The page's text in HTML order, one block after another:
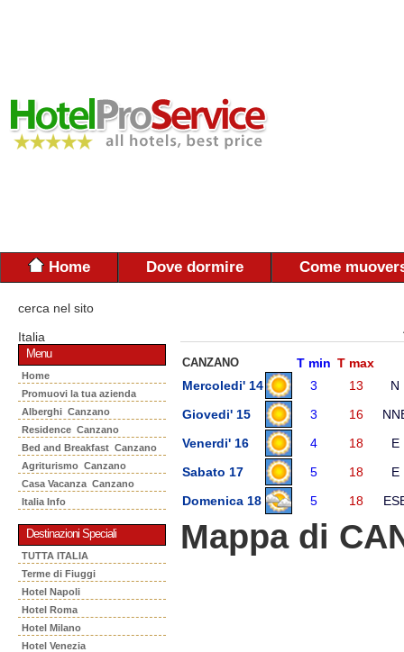
Home Dove dormire Come
cerca nel sito
Italia
Menu
Home
Promuovi la tua azienda
Alberghi Canzano
Residence Canzano
Bed and Breakfast Canzano
Agriturismo Canzano
Casa Vacanza Canzano
Italia Info
Destinazioni Speciali
TUTTA ITALIA
Terme di Fiuggi
Hotel Napoli
Hotel Roma
Hotel Milano
Hotel Venezia
CANZANO T min T max
Mercoledi' 14
3 13
N
Giovedi' 15
3 16
Venerdi' 16
4 18
E
Sabato 17
5 18
E
Domenica 18
5 18
Mappa di